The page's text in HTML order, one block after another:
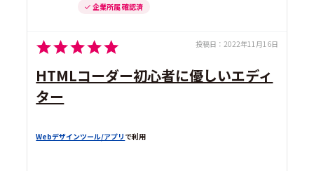
企業所属 確認済
投稿日： 2022年11月16日
HTMLコーダー初心者に優しいエディ
ター
Webデザインツール/アプリ で利用